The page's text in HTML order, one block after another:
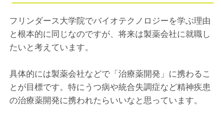
フリンダース大学院でバイオテクノロジーを学ぶ理由
と根本的に同じなのですが、将来は製薬会社に就職し
たいと考えています。
具体的には製薬会社などで「治療薬開発」に携わるこ
とが目標です。特にうつ病や統合失調症など精神疾患
の治療薬開発に携われたらいいなと思っています。